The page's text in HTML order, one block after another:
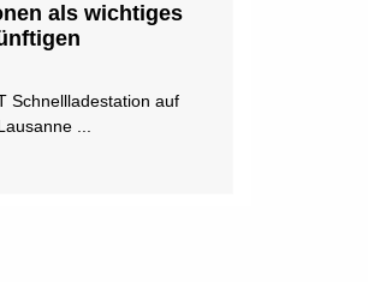
als wichtiges
Schnellladestation auf
...